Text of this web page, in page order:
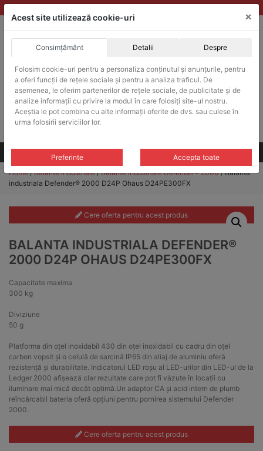
Skip
to
ACHIZITII PUBLICE
Produsele pot fi achizitionate si in sistemul SEAP / SICAP
Products
search
CAUTARE
Toate produsele
Home/Balante industriale/Balante industriale Defender® 2000/ Balanta
industriala Defender® 2000 D24P Ohaus D24PE300FX
Cere oferta pentru acest produs
BALANTA INDUSTRIALA DEFENDER®
2000 D24P OHAUS D24PE300FX
Capacitate maxima
300 kg
Diviziune
50 g
Platforma din oțel inoxidabil 430 din oțel inoxidabil cu cadru din oțel
carbon vopsit și o celulă de sarcină IP65 din aliaj de aluminiu oferă
rezistență și durabilitate. Indicatorul LED roșu al LED-urilor din LED-ul de la
Ledger 2000 afișează clar rezultate care pot fi văzute în locații cu
iluminare mai mică decât optimă.Un adaptor CA și acid intern de plumb
reîncărcabil bateria oferă opțiuni pentru pornirea sistemului Defender
2000.
Cere oferta pentru acest produs
Acest site utilizează cookie-uri ×
Consimțământ Detalii Despre
Folosim cookie-uri pentru a personaliza conținutul și anunțurile, pentru
a oferi funcții de rețele sociale și pentru a analiza traficul. De
asemenea, le oferim partenerilor de rețele sociale, de publicitate și de
analize informații cu privire la modul în care folosiți site-ul nostru.
Aceștia le pot combina cu alte informații oferite de dvs. sau culese în
urma folosirii serviciilor lor.
Preferinte Accepta toate